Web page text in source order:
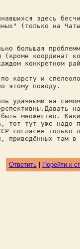
здесь
(только на
большая
(кроме координат
конкретном
карсту и
этому поводу.
удачными на
множество.
тот тут уже надо
согласен только
приведённых там
Ответить| Перейти к